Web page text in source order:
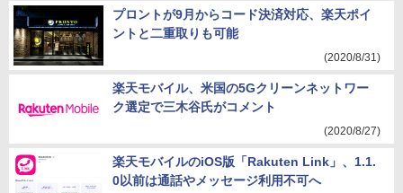
プロントが9月からコード決済対応、楽天ポイ
ントと二重取りも可能
(2020/8/31)
楽天モバイル、米国の5Gクリーンネットワー
ク選定で三木谷氏がコメント
(2020/8/27)
楽天モバイルのiOS版「Rakuten Link」、1.1.
0以前は通話やメッセージ利用不可へ